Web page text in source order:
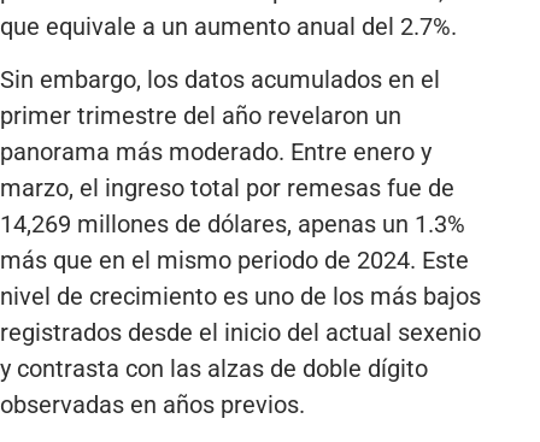
que equivale a un aumento anual del 2.7%.
Sin embargo, los datos acumulados en el
primer trimestre del año revelaron un
panorama más moderado. Entre enero y
marzo, el ingreso total por remesas fue de
14,269 millones de dólares, apenas un 1.3%
más que en el mismo periodo de 2024. Este
nivel de crecimiento es uno de los más bajos
registrados desde el inicio del actual sexenio
y contrasta con las alzas de doble dígito
observadas en años previos.